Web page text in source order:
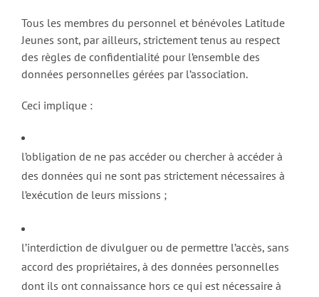
Tous les membres du personnel et bénévoles Latitude
Jeunes sont, par ailleurs, strictement tenus au respect
des règles de confidentialité pour l’ensemble des
données personnelles gérées par l’association.
Ceci implique :
l’obligation de ne pas accéder ou chercher à accéder à
des données qui ne sont pas strictement nécessaires à
l’exécution de leurs missions ;
l’interdiction de divulguer ou de permettre l’accès, sans
accord des propriétaires, à des données personnelles
dont ils ont connaissance hors ce qui est nécessaire à